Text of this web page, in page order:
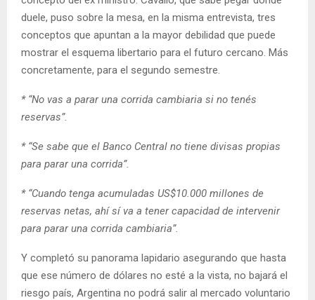
duele, puso sobre la mesa, en la misma entrevista, tres
conceptos que apuntan a la mayor debilidad que puede
mostrar el esquema libertario para el futuro cercano. Más
concretamente, para el segundo semestre.
* “No vas a parar una corrida cambiaria si no tenés
reservas”.
* “Se sabe que el Banco Central no tiene divisas propias
para parar una corrida”.
* “Cuando tenga acumuladas US$10.000 millones de
reservas netas, ahí sí va a tener capacidad de intervenir
para parar una corrida cambiaria”.
Y completó su panorama lapidario asegurando que hasta
que ese número de dólares no esté a la vista, no bajará el
riesgo país, Argentina no podrá salir al mercado voluntario